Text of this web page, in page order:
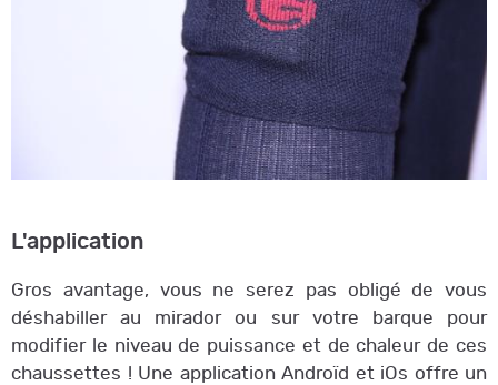
L'application
Gros avantage, vous ne serez pas obligé de vous
déshabiller au mirador ou sur votre barque pour
modifier le niveau de puissance et de chaleur de ces
chaussettes ! Une application Androïd et iOs offre un